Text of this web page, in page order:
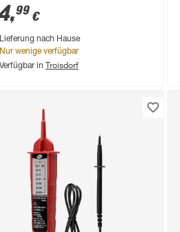
,99 €
Lieferung nach Hause
Nur wenige verfügbar
Verfügbar in Troisdorf